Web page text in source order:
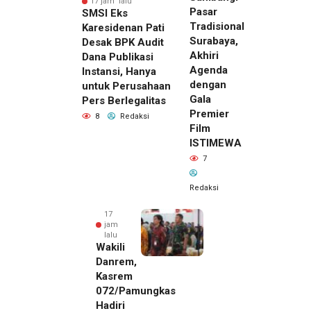
SMSI Eks
Karesidenan Pati
Desak BPK Audit
Dana Publikasi
Instansi, Hanya
untuk Perusahaan
Pers Berlegalitas
8 Redaksi
Pasar
Tradisional
Surabaya,
Akhiri
Agenda
dengan
Gala
Premier
Film
ISTIMEWA
7
Redaksi
17
jam
lalu
Wakili
Danrem,
Kasrem
072/Pamungkas
Hadiri